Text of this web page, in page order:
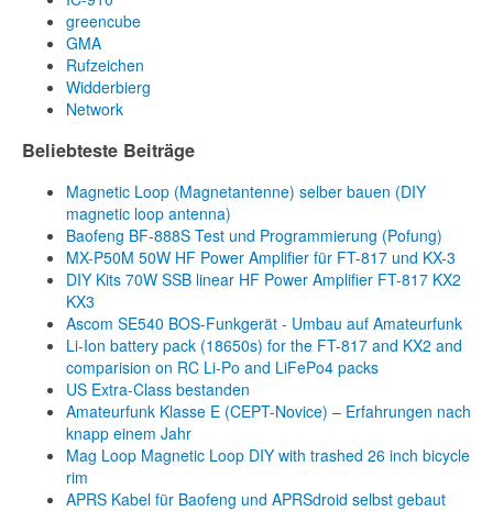
greencube
GMA
Rufzeichen
Widderbierg
Network
Beliebteste Beiträge
Magnetic Loop (Magnetantenne) selber bauen (DIY
magnetic loop antenna)
Baofeng BF-888S Test und Programmierung (Pofung)
MX-P50M 50W HF Power Amplifier für FT-817 und KX-3
DIY Kits 70W SSB linear HF Power Amplifier FT-817 KX2
KX3
Ascom SE540 BOS-Funkgerät - Umbau auf Amateurfunk
Li-Ion battery pack (18650s) for the FT-817 and KX2 and
comparision on RC Li-Po and LiFePo4 packs
US Extra-Class bestanden
Amateurfunk Klasse E (CEPT-Novice) – Erfahrungen nach
knapp einem Jahr
Mag Loop Magnetic Loop DIY with trashed 26 inch bicycle
rim
APRS Kabel für Baofeng und APRSdroid selbst gebaut